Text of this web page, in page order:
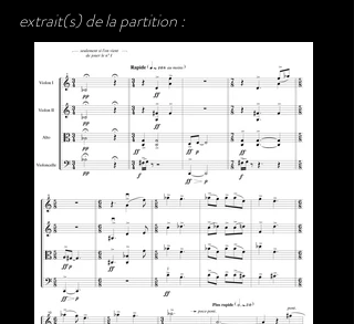
extrait(s) de la partition :